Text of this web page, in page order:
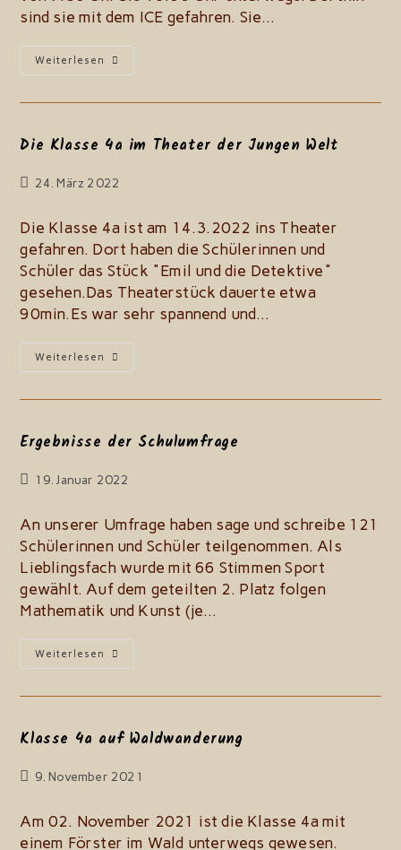
sind sie mit dem ICE gefahren. Sie…
Weiterlesen
Die
Dritten
Die Klasse 4a im Theater der Jungen Welt
Beitrag
geändert
24. März 2022
Die Klasse 4a ist am 14.3.2022 ins Theater
gefahren. Dort haben die Schülerinnen und
Schüler das Stück "Emil und die Detektive"
gesehen.Das Theaterstück dauerte etwa
90min.Es war sehr spannend und…
Weiterlesen
Die
Klasse
Jungen
Welt
Ergebnisse der Schulumfrage
Beitrag
geändert
19. Januar 2022
An unserer Umfrage haben sage und schreibe 121
Schülerinnen und Schüler teilgenommen. Als
Lieblingsfach wurde mit 66 Stimmen Sport
gewählt. Auf dem geteilten 2. Platz folgen
Mathematik und Kunst (je…
Weiterlesen
Ergebnisse
Der
Klasse 4a auf Waldwanderung
Beitrag
geändert
9. November 2021
Am 02. November 2021 ist die Klasse 4a mit
einem Förster im Wald unterwegs gewesen.